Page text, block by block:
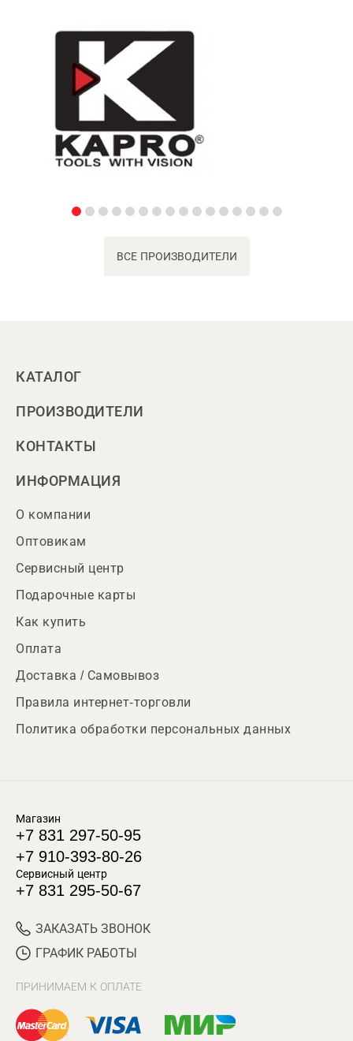
ВСЕ ПРОИЗВОДИТЕЛИ
КАТАЛОГ
ПРОИЗВОДИТЕЛИ
КОНТАКТЫ
ИНФОРМАЦИЯ
О компании
Оптовикам
Сервисный центр
Подарочные карты
Как купить
Оплата
Доставка / Самовывоз
Правила интернет-торговли
Политика обработки персональных данных
Магазин
+7 831 297-50-95
+7 910-393-80-26
Сервисный центр
+7 831 295-50-67
ЗАКАЗАТЬ ЗВОНОК
ГРАФИК РАБОТЫ
ПРИНИМАЕМ К ОПЛАТЕ